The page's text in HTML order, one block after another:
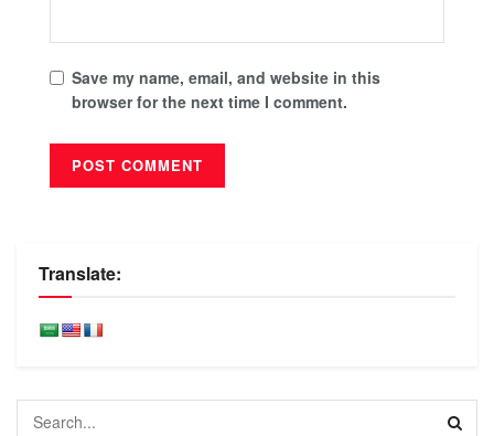
Save my name, email, and website in this
browser for the next time I comment.
Translate: